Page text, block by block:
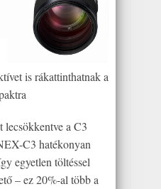
is rákattinthatnak a
lecsökkentve a C3
C3 hatékonyan
egyetlen töltéssel
– ez 20%-al több a